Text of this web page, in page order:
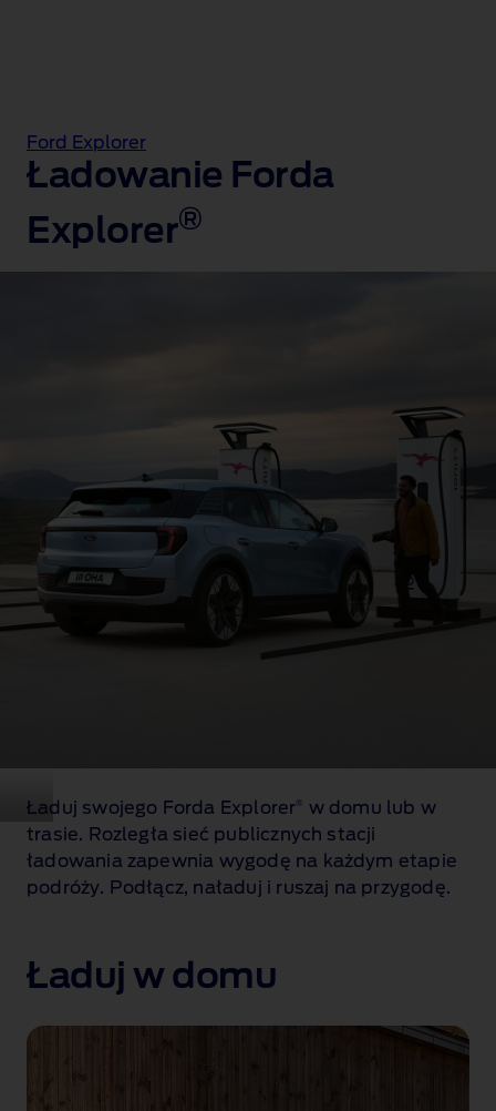
Ford Explorer
Ładowanie Forda
Explorer®
Ładuj swojego Forda Explorer ®
w domu lub w
trasie. Rozległa sieć publicznych stacji
ładowania zapewnia wygodę na każdym etapie
podróży. Podłącz, naładuj i ruszaj na przygodę.
Ładuj w domu